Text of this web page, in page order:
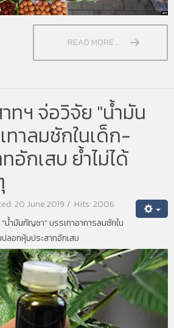
READ MORE ...
ทฯ จ่อวิจัย "น้ำมัน
าลมชักในเด็ก-
อักเสบ ย้ำไม่ได้
20 June 2019
Hits: 2006
น้ำมันกัญชา" บรรเทาอาการลมชักใน
ลอกหุ้มประสาทอักเสบ